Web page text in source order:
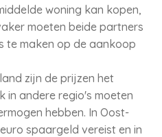
woning kan kopen,
moeten beide partners
te maken op de aankoop
zijn de prijzen het
in andere regio's moeten
hebben. In Oost-
spaargeld vereist en in